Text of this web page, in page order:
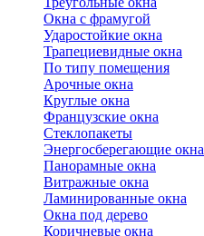
Окна с фрамугой
Ударостойкие окна
Трапециевидные окна
По типу помещения
Арочные окна
Круглые окна
Французские окна
Стеклопакеты
Энергосберегающие окна
Панорамные окна
Витражные окна
Ламинированные окна
Окна под дерево
Коричневые окна